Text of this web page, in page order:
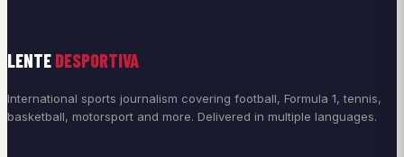
LENTE DESPORTIVA
International sports journalism covering football, Formula 1, tennis,
basketball, motorsport and more. Delivered in multiple languages.